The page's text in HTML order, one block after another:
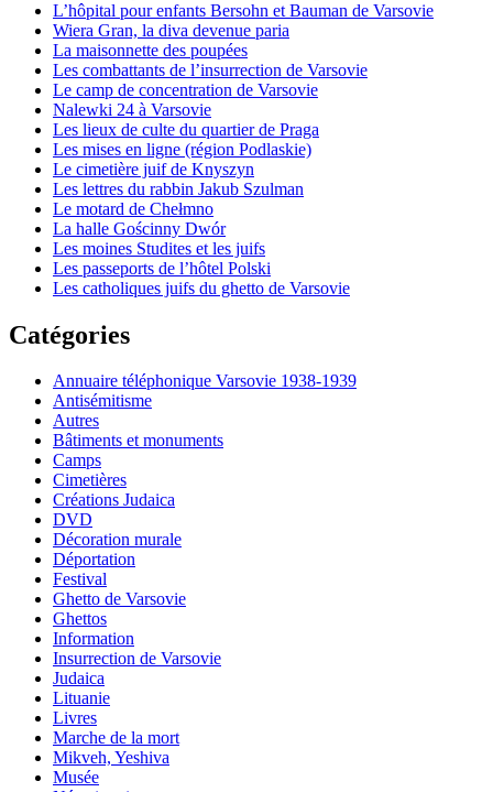
L’hôpital pour enfants Bersohn et Bauman de Varsovie
Wiera Gran, la diva devenue paria
La maisonnette des poupées
Les combattants de l’insurrection de Varsovie
Le camp de concentration de Varsovie
Nalewki 24 à Varsovie
Les lieux de culte du quartier de Praga
Les mises en ligne (région Podlaskie)
Le cimetière juif de Knyszyn
Les lettres du rabbin Jakub Szulman
Le motard de Chełmno
La halle Gościnny Dwór
Les moines Studites et les juifs
Les passeports de l’hôtel Polski
Les catholiques juifs du ghetto de Varsovie
Catégories
Annuaire téléphonique Varsovie 1938-1939
Antisémitisme
Autres
Bâtiments et monuments
Camps
Cimetières
Créations Judaica
DVD
Décoration murale
Déportation
Festival
Ghetto de Varsovie
Ghettos
Information
Insurrection de Varsovie
Judaica
Lituanie
Livres
Marche de la mort
Mikveh, Yeshiva
Musée